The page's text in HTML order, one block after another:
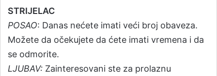
STRIJELAC
POSAO: Danas nećete imati veći broj obaveza.
Možete da očekujete da ćete imati vremena i da
se odmorite.
LJUBAV: Zainteresovani ste za prolaznu